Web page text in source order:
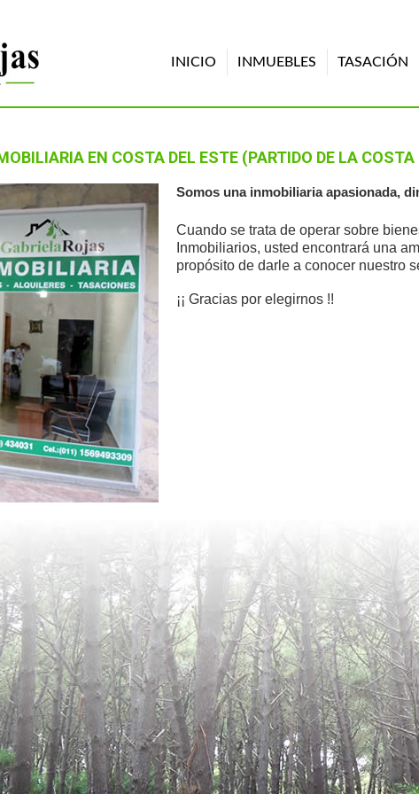
INICIO INMUEBLES TASACIÓN
EN COSTA DEL ESTE (PARTIDO DE LA COSTA
Somos una inmobiliaria apasionada,
Cuando se trata de operar sobre
Inmobiliarios, usted encontrará una
propósito de darle a conocer nuestro
¡¡ Gracias por elegirnos !!